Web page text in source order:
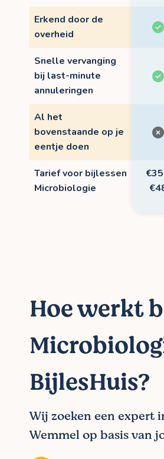
Erkend door de
overheid
Snelle vervanging
bij last-minute
annuleringen
Al het
bovenstaande op je
eentje doen
Tarief voor bijlessen
Microbiologie
Hoe werkt
BijlesHuis?
Wij zoeken een expert
Wemmel op basis van